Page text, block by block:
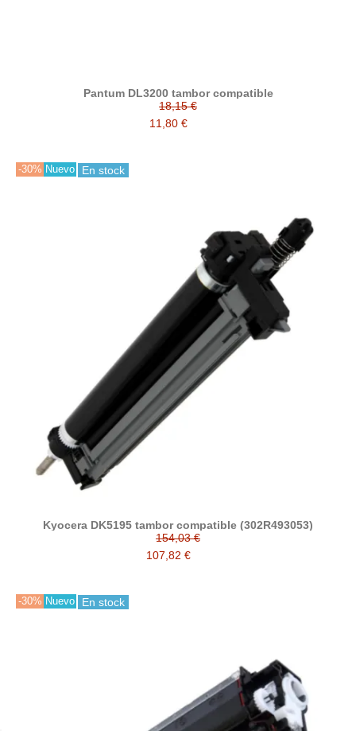
Pantum DL3200 tambor compatible
18,15 €
11,80 €
-30% Nuevo En stock
Kyocera DK5195 tambor compatible (302R493053)
154,03 €
107,82 €
-30% Nuevo En stock